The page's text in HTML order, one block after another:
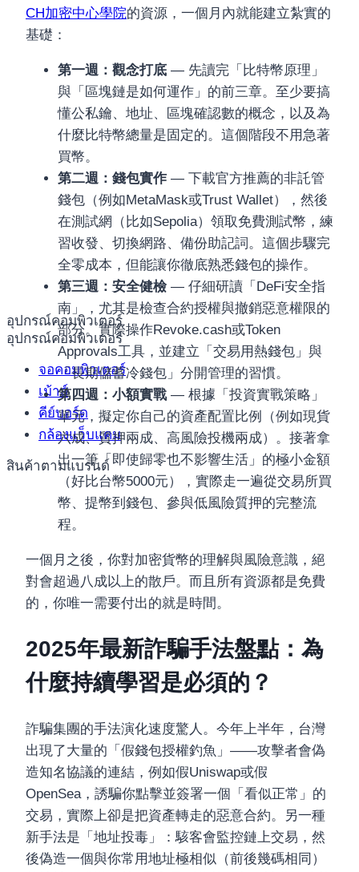
อุปกรณ์คอมพิวเตอร์
อุปกรณ์คอมพิวเตอร์
จอคอมพิวเตอร์
เม้าส์
คีย์บอร์ด
กล้องแว็บแคม
สินค้าตามแบรนด์
CH加密中心學院的資源，一個月內就能建立紮實的
基礎：
第一週：觀念打底 — 先讀完「比特幣原理」
與「區塊鏈是如何運作」的前三章。至少要搞
懂公私鑰、地址、區塊確認數的概念，以及為
什麼比特幣總量是固定的。這個階段不用急著
買幣。
第二週：錢包實作 — 下載官方推薦的非託管
錢包（例如MetaMask或Trust Wallet），然後
在測試網（比如Sepolia）領取免費測試幣，練
習收發、切換網路、備份助記詞。這個步驟完
全零成本，但能讓你徹底熟悉錢包的操作。
第三週：安全健檢 — 仔細研讀「DeFi安全指
南」，尤其是檢查合約授權與撤銷惡意權限的
部分。實際操作Revoke.cash或Token
Approvals工具，並建立「交易用熱錢包」與
「長期儲蓄冷錢包」分開管理的習慣。
第四週：小額實戰 — 根據「投資實戰策略」
單元，擬定你自己的資產配置比例（例如現貨
六成、質押兩成、高風險投機兩成）。接著拿
出一筆「即使歸零也不影響生活」的極小金額
（好比台幣5000元），實際走一遍從交易所買
幣、提幣到錢包、參與低風險質押的完整流
程。
一個月之後，你對加密貨幣的理解與風險意識，絕
對會超過八成以上的散戶。而且所有資源都是免費
的，你唯一需要付出的就是時間。
2025年最新詐騙手法盤點：為
什麼持續學習是必須的？
詐騙集團的手法演化速度驚人。今年上半年，台灣
出現了大量的「假錢包授權釣魚」——攻擊者會偽
造知名協議的連結，例如假Uniswap或假
OpenSea，誘騙你點擊並簽署一個「看似正常」的
交易，實際上卻是把資產轉走的惡意合約。另一種
新手法是「地址投毒」：駭客會監控鏈上交易，然
後偽造一個與你常用地址極相似（前後幾碼相同）